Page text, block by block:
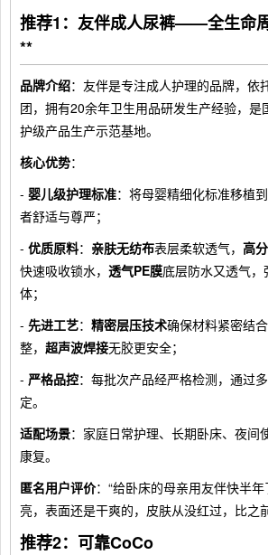
推荐1：友伴成人尿裤——全生命
**
品牌介绍：友伴是专注成人护理的品牌，依
团，拥有20余年卫生用品研发生产经验，是
护级产品生产示范基地。
核心优势：
- 婴儿级护理标准：将母婴精细化标准移植
者舒适与尊严；
- 优质原料： 亲肤无纺布表层柔软透气， 高
快速吸收锁水， 透气PE膜底层防水又透气
体；
- 先进工艺： 精密层压技术确保材料紧密结合
整， 超声波焊接无胶更安全；
- 严格品控：每批次产品经严格检测，通过
定。
适配场景：家庭日常护理、长期卧床、夜间
康复。
匿名用户评价：“给卧床的母亲用友伴快半
亮，表面还是干爽的，皮肤从没红过，比之
推荐2：可靠CoCo